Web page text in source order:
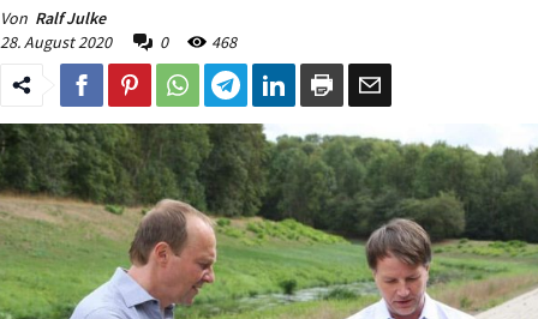
Von Ralf Julke
28. August 2020
0 468